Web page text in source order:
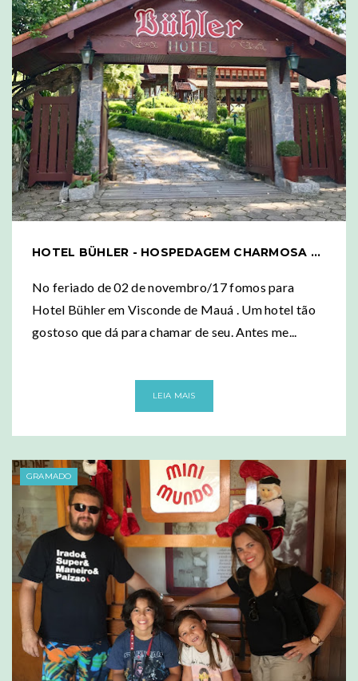
HOTEL BÜHLER - HOSPEDAGEM CHARMOSA E SUSTENTÁVEL
No feriado de 02 de novembro/17 fomos para
Hotel Bühler em Visconde de Mauá . Um hotel tão
gostoso que dá para chamar de seu. Antes me...
LEIA MAIS
GRAMADO